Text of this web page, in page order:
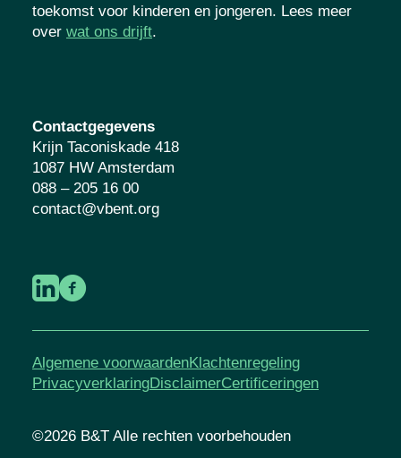
toekomst voor kinderen en jongeren. Lees meer
over wat ons drijft.
Contactgegevens
Krijn Taconiskade 418
1087 HW Amsterdam
088 – 205 16 00
contact@vbent.org
Algemene voorwaardenKlachtenregeling
PrivacyverklaringDisclaimerCertificeringen
©2026 B&T Alle rechten voorbehouden